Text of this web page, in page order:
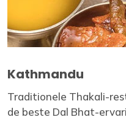
Kathmandu
Traditionele Thakali-
de beste Dal Bhat-